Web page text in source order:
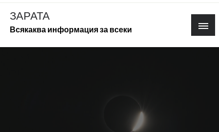
Skip
content
ЗАРАТА
Всякаква информация за всеки